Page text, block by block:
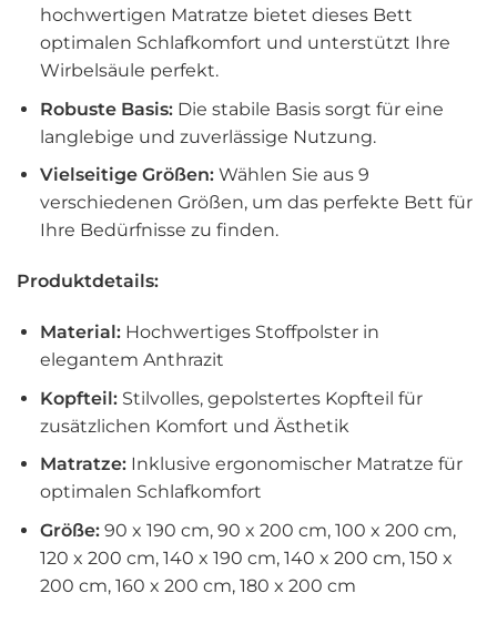
hochwertigen Matratze bietet dieses Bett
optimalen Schlafkomfort und unterstützt Ihre
Wirbelsäule perfekt.
Robuste Basis:Die stabile Basis sorgt für eine
langlebige und zuverlässige Nutzung.
Vielseitige Größen:Wählen Sie aus 9
verschiedenen Größen, um das perfekte Bett für
Ihre Bedürfnisse zu finden.
Produktdetails:
Material:Hochwertiges Stoffpolster in
elegantem Anthrazit
Kopfteil:Stilvolles, gepolstertes Kopfteil für
zusätzlichen Komfort und Ästhetik
Matratze:Inklusive ergonomischer Matratze für
optimalen Schlafkomfort
Größe:90 x 190 cm, 90 x 200 cm, 100 x 200 cm,
120 x 200 cm, 140 x 190 cm, 140 x 200 cm, 150 x
200 cm, 160 x 200 cm, 180 x 200 cm